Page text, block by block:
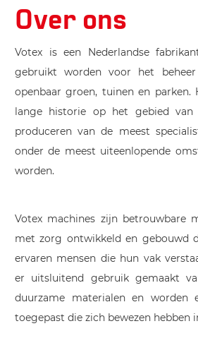
Over ons
Votex is een Nederlandse
gebruikt worden voor het
openbaar groen, tuinen en parken.
lange historie op het gebied van
produceren van de meest
onder de meest uiteenlopende
worden.
Votex machines zijn betrouwbare
met zorg ontwikkeld en gebouwd
ervaren mensen die hun vak
er uitsluitend gebruik gemaakt
duurzame materialen en worden
toegepast die zich bewezen hebben